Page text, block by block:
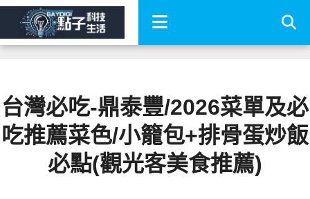
台灣必吃-鼎泰豐/2026菜單及必
吃推薦菜色/小籠包+排骨蛋炒飯
必點(觀光客美食推薦)